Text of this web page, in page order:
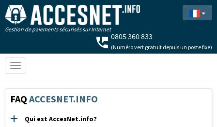
Gestion de paiements sécurisés sur Internet
(Numéro vert gratuit depuis un poste fixe)
Toggle
navigation
FAQ ACCESNET.INFO
Qui est AccesNet.info?